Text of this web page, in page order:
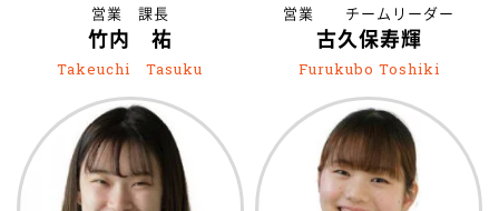
営業 課長
竹内 祐
Takeuchi Tasuku
営業 チームリーダー
古久保寿輝
Furukubo Toshiki